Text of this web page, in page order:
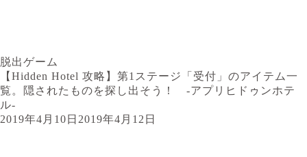
脱出ゲーム
【Hidden Hotel 攻略】第1ステージ「受付」のアイテム一
覧。隠されたものを探し出そう！ -アプリヒドゥンホテ
ル-
2019年4月10日 2019年4月12日